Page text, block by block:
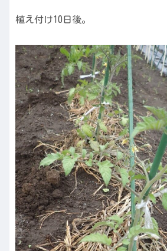
植え付け10日後。